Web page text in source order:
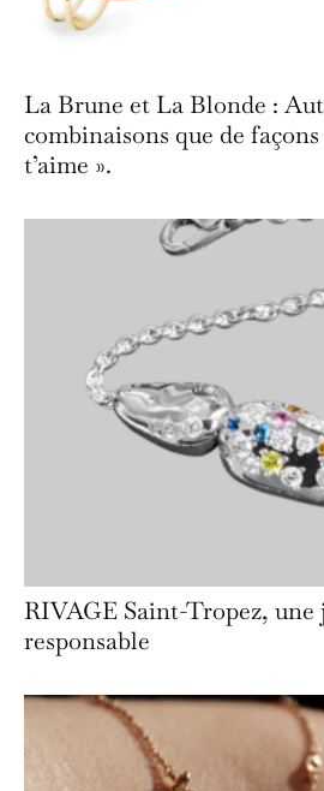
La Brune et La Blonde :
combinaisons que de
t’aime ».
RIVAGE Saint-Tropez,
responsable